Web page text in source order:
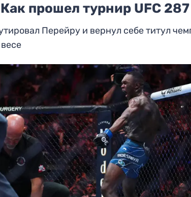
прошел турнир UFC 287
Перейру и вернул себе титул